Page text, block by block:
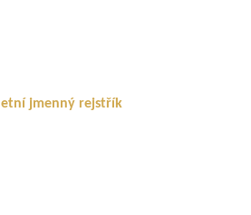
jmenný rejstřík